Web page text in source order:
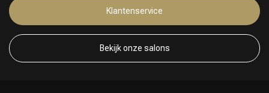
Klantenservice
Bekijk onze salons